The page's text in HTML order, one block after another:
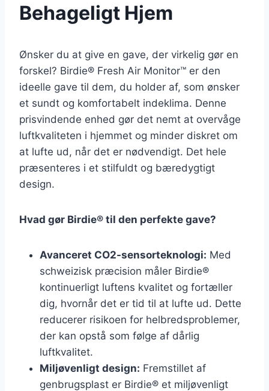
Behageligt Hjem
Ønsker du at give en gave, der virkelig gør en
forskel? Birdie® Fresh Air Monitor™ er den
ideelle gave til dem, du holder af, som ønsker
et sundt og komfortabelt indeklima. Denne
prisvindende enhed gør det nemt at overvåge
luftkvaliteten i hjemmet og minder diskret om
at lufte ud, når det er nødvendigt. Det hele
præsenteres i et stilfuldt og bæredygtigt
design.
Hvad gør Birdie® til den perfekte gave?
Avanceret CO2-sensorteknologi: Med
schweizisk præcision måler Birdie®
kontinuerligt luftens kvalitet og fortæller
dig, hvornår det er tid til at lufte ud. Dette
reducerer risikoen for helbredsproblemer,
der kan opstå som følge af dårlig
luftkvalitet.
Miljøvenligt design: Fremstillet af
genbrugsplast er Birdie® et miljøvenligt